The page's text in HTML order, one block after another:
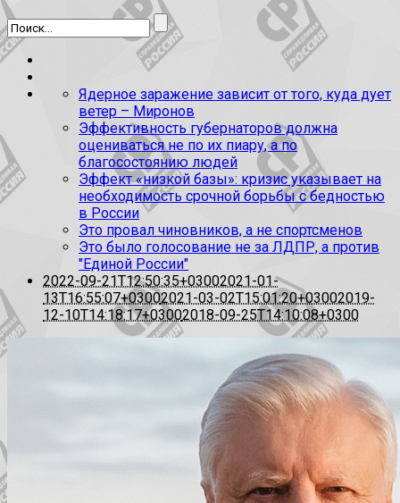
Ядерное заражение зависит от того, куда дует
ветер – Миронов
Эффективность губернаторов должна
оцениваться не по их пиару, а по
благосостоянию людей
Эффект «низкой базы»: кризис указывает на
необходимость срочной борьбы с бедностью
в России
Это провал чиновников, а не спортсменов
Это было голосование не за ЛДПР, а против
"Единой России"
2022-09-21T12:50:35+03002021-01-
13T16:55:07+03002021-03-02T15:01:20+03002019-
12-10T14:18:17+03002018-09-25T14:10:08+0300